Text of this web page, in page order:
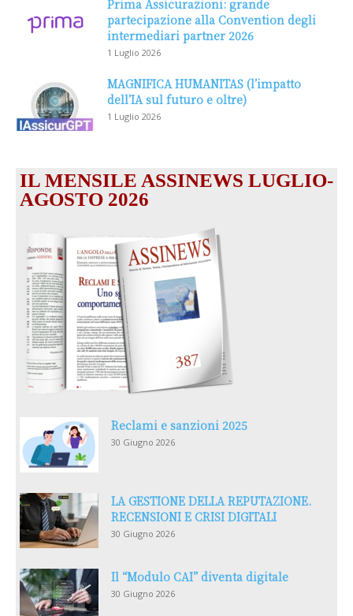
Prima Assicurazioni: grande
partecipazione alla Convention degli
intermediari partner 2026
1 Luglio 2026
MAGNIFICA HUMANITAS (l’impatto
dell’IA sul futuro e oltre)
1 Luglio 2026
IL MENSILE ASSINEWS LUGLIO-
AGOSTO 2026
Reclami e sanzioni 2025
30 Giugno 2026
LA GESTIONE DELLA REPUTAZIONE.
RECENSIONI E CRISI DIGITALI
30 Giugno 2026
Il “Modulo CAI” diventa digitale
30 Giugno 2026